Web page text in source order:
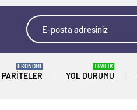
PARITELER
EKONOMİ
YOL DURUMU
TRAFİK